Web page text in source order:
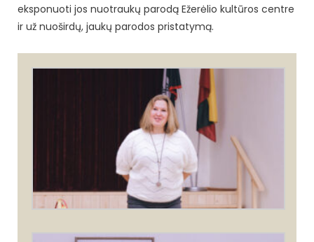
eksponuoti jos nuotraukų parodą Ežerėlio kultūros centre
ir už nuoširdų, jaukų parodos pristatymą.